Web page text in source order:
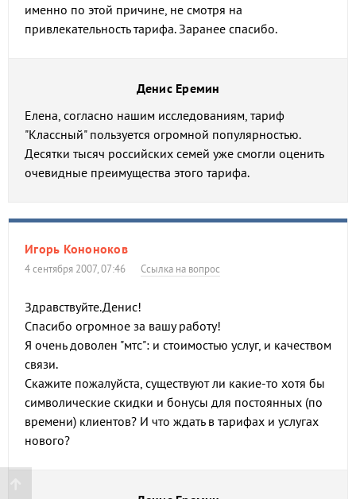
именно по этой причине, не смотря на
привлекательность тарифа. Заранее спасибо.
Денис Еремин
Елена, согласно нашим исследованиям, тариф
"Классный" пользуется огромной популярностью.
Десятки тысяч российских семей уже смогли оценить
очевидные преимущества этого тарифа.
Игорь Кононоков
4 сентября 2007, 07:46 Ссылка на вопрос
Здравствуйте.Денис!
Спасибо огромное за вашу работу!
Я очень доволен "мтс": и стоимостью услуг, и качеством
связи.
Скажите пожалуйста, существуют ли какие-то хотя бы
символические скидки и бонусы для постоянных (по
времени) клиентов? И что ждать в тарифах и услугах
нового?